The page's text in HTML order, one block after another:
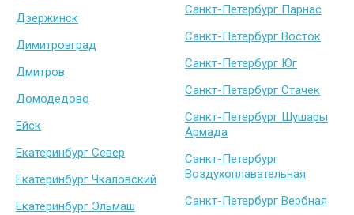
Дзержинск
Димитровград
Дмитров
Домодедово
Ейск
Екатеринбург Север
Екатеринбург Чкаловский
Екатеринбург Эльмаш
Санкт-Петербург Парнас
Санкт-Петербург Восток
Санкт-Петербург Юг
Санкт-Петербург Стачек
Санкт-Петербург Шушары
Армада
Санкт-Петербург
Воздухоплавательная
Санкт-Петербург Вербная